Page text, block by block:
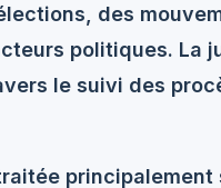
des
politiques. La
le suivi des